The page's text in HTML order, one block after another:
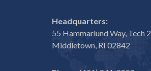
Headquarters:
55 Hammarlund Way, Tech 2
Middletown, RI 02842